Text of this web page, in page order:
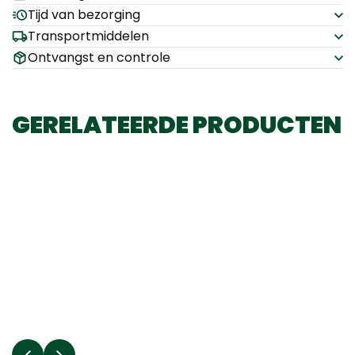
Tijd van bezorging
Transportmiddelen
Ontvangst en controle
GERELATEERDE PRODUCTEN